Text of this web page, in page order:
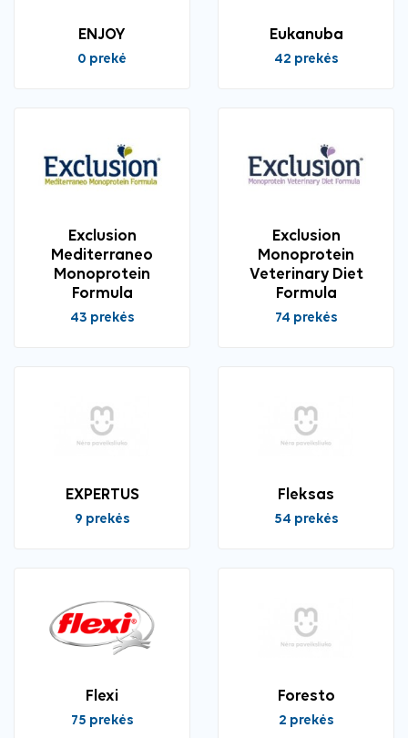
ENJOY
0 prekė
Eukanuba
42 prekės
Exclusion
Mediterraneo
Monoprotein
Formula
43 prekės
Exclusion
Monoprotein
Veterinary Diet
Formula
74 prekės
EXPERTUS
9 prekės
Fleksas
54 prekės
Flexi
75 prekės
Foresto
2 prekės